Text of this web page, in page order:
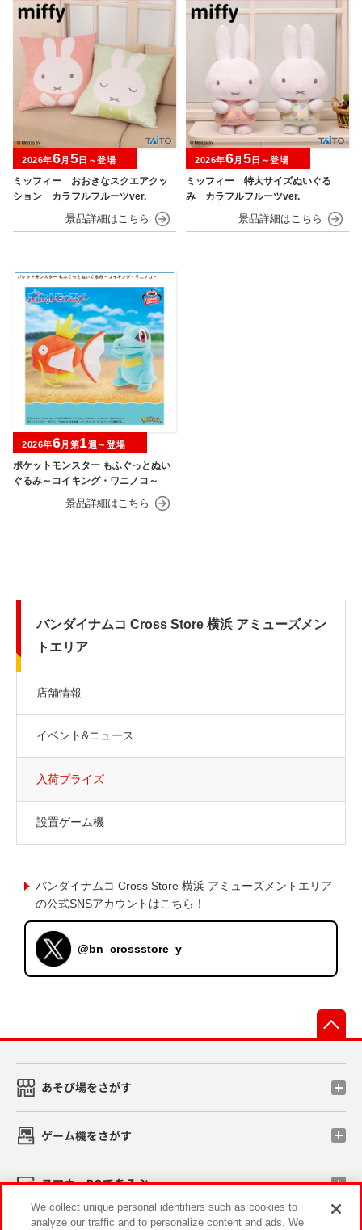
ミッフィー おおきなスクエアクッ
ション カラフルフルーツver.
2026年6月 5日～登場
ミッフィー 特大サイズぬいぐる
み カラフルフルーツver.
2026年6月 5日～登場
ポケットモンスター もふぐっとぬい
ぐるみ～コイキング・ワニノコ～
2026年6月第1週～登場
バンダイナムコ Cross Store 横浜 アミューズメン
トエリア
店舗情報
イベント&ニュース
入荷プライズ
設置ゲーム機
バンダイナムコ Cross Store 横浜 アミューズメントエリア
の公式SNSアカウントはこちら！
@bn_crossstore_y
あそび場をさがす
ゲーム機をさがす
スマホ・PCであそぶ
We collect unique personal identifiers such as cookies to
analyze our traffic and to personalize content and ads. We